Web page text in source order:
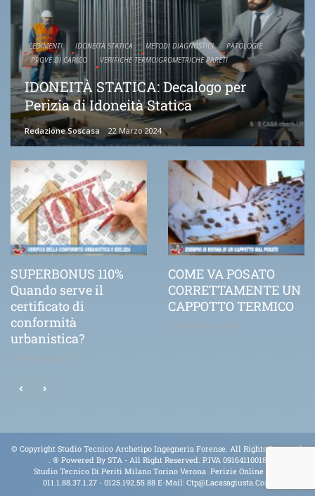
CEDIMENTI IDONEITÀ STATICA METODI DIAGNOSTICI
PATOLOGIE
PROVE DI CARICO
VERIFICHE TERMOIGROMETRICHE PARETI
IDONEITÀ STATICA: Decalogo per
Perizia di Idoneità Statica
Redazione Soscasa 22 Marzo 2024
SUPERBONUS 110%
Quando serve il
certificato di
conformità
urbanistica?
25 Febbraio 2021
COME VA POSATO
CORRETTAMENTE UN
CAPPOTTO TERMICO
21 Novembre 2020
© Copyright Studio Tecnico Archetipo Ingegneria Forense. All Rights Reserved.
. ® Powered BySTA - All Right Reserved. P.IVA 09164110018
Studio Tecnico Di Periti Milano Torino Verona Perizie Online Tel.
011.1.88.37.1.27 - 0125.192.55.88 E-Mail: Ctp@lacasagiusta.com